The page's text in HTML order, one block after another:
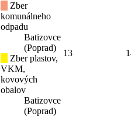
Zber
komunálneho
odpadu
Batizovce
(Poprad)
Zber plastov,
VKM,
kovových
obalov
Batizovce
(Poprad)
13